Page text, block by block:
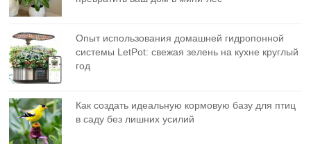
Опыт использования домашней гидропонной
системы LetPot: свежая зелень на кухне круглый
год
Как создать идеальную кормовую базу для птиц
в саду без лишних усилий